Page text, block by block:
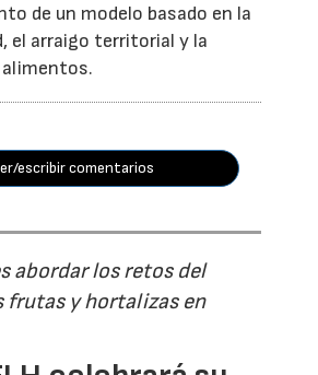
de un modelo basado en la
el arraigo territorial y la
alimentos.
escribir comentarios
abordar los retos del
frutas y hortalizas en